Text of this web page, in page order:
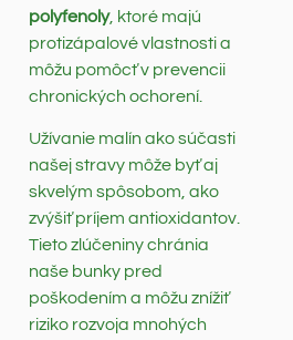
polyfenoly, ktoré majú
protizápalové vlastnosti a
môžu pomôcť v prevencii
chronických ochorení.
Užívanie malín ako súčasti
našej stravy môže byť aj
skvelým spôsobom, ako
zvýšiť príjem antioxidantov.
Tieto zlúčeniny chránia
naše bunky pred
poškodením a môžu znížiť
riziko rozvoja mnohých